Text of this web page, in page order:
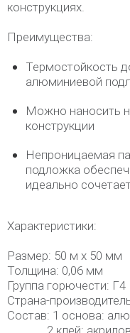
конструкциях.
Преимущества:
Термостойкость
алюминиевой
Можно наносить
конструкции
Непроницаемая
подложка
идеально
Характеристики:
Размер: 50 м x 50 мм
Толщина: 0,06 мм
Группа горючести: Г4
Страна-
Состав: 1 основа:
2 клей: